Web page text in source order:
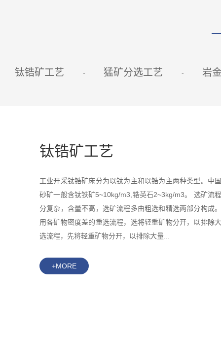
钛锆矿工艺 猛矿分选工艺 岩
钛锆矿工艺
工业开采钛锆矿床分为以钛为主和以锆为主两种类型。中
砂矿一般含钛铁矿5~10kg/m3,锆英石2~3kg/m3。 选矿流
分复杂，含量不高，选矿流程多由粗选和精选两部分构成
用各矿物密度差的重选流程，选将轻重矿物分开，以排除
选流程，先将轻重矿物分开，以排除大量...
+MORE